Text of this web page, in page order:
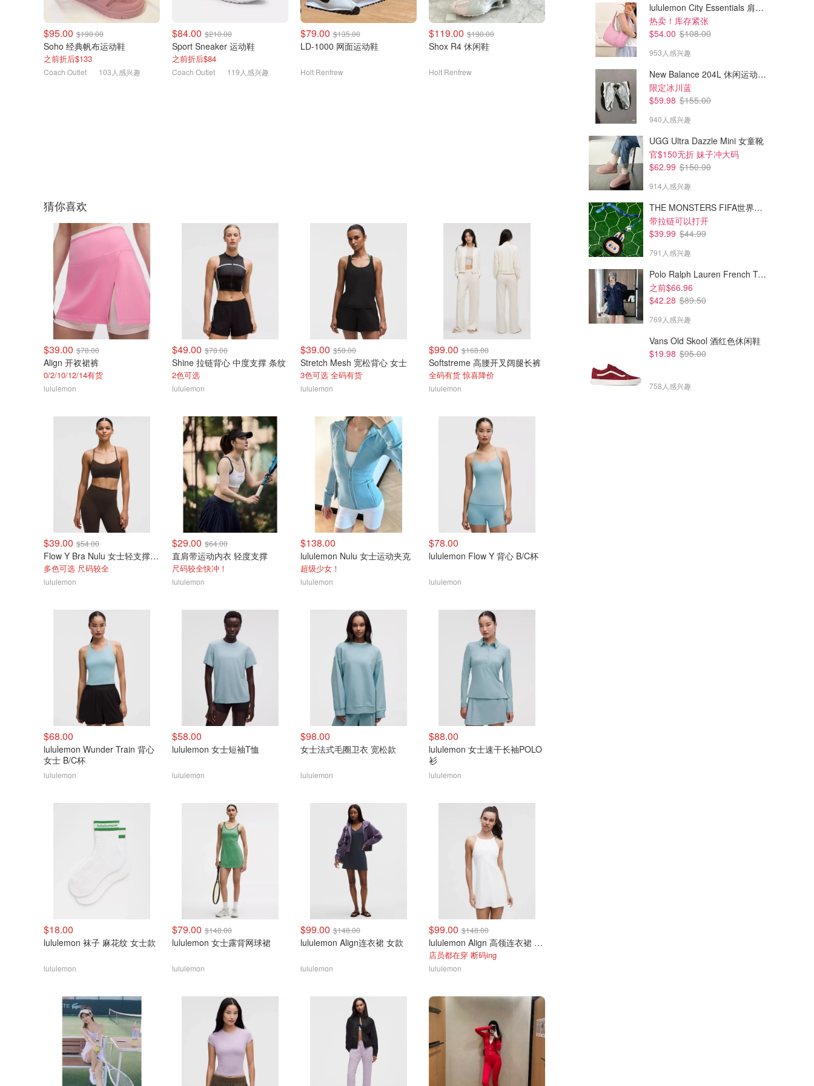
$95.00 $190.00
Soho 经典帆布运动鞋
之前折后$133
Coach Outlet 103人感兴趣
$84.00 $210.00
Sport Sneaker 运动鞋
之前折后$84
Coach Outlet 119人感兴趣
$79.00 $135.00
LD-1000 网面运动鞋
Holt Renfrew
$119.00 $190.00
Shox R4 休闲鞋
Holt Renfrew
$195.00
Volley 皮革休闲鞋
Holt Renfrew
$452.43
加拿大官$770
CETTIRE
猜你喜欢
$39.00 $78.00
Align 开衩裙裤
0/2/10/12/14有货
lululemon
$49.00 $78.00
Shine 拉链背心 中度支撑 条纹
2色可选
lululemon
$39.00 $58.00
Stretch Mesh 宽松背心 女士
3色可选 全码有货
lululemon
$99.00 $168.00
Softstreme 高腰开叉阔腿长裤
全码有货 惊喜降价
lululemon
$39.00 $54.00
Flow Y Bra Nulu 女士轻支撑文胸
多色可选 尺码较全
lululemon
$29.00 $64.00
直肩带运动内衣 轻度支撑
尺码较全快冲！
lululemon
$138.00
lululemon Nulu 女士运动夹克
超级少女！
lululemon
$78.00
lululemon Flow Y 背心 B/C杯
lululemon
$68.00
lululemon Wunder Train 背心
女士 B/C杯
lululemon
$58.00
lululemon 女士短袖T恤
lululemon
$98.00
女士法式毛圈卫衣 宽松款
lululemon
$88.00
lululemon 女士速干长袖POLO
衫
lululemon
$18.00
lululemon 袜子 麻花纹 女士款
lululemon
$79.00 $148.00
lululemon 女士露背网球裙
lululemon
$99.00 $148.00
lululemon Align连衣裙 女款
lululemon
$99.00 $148.00
lululemon Align 高领连衣裙 A/B杯
店员都在穿 断码ing
lululemon
lululemon City Essentials 肩背包 4L
热卖！库存紧张
$54.00 $108.00
953人感兴趣
New Balance 204L 休闲运动鞋 蓝银色
限定冰川蓝
$59.98 $155.00
940人感兴趣
UGG Ultra Dazzle Mini 女童靴
官$150无折 妹子冲大码
$62.99 $150.00
914人感兴趣
THE MONSTERS FIFA世界杯 耳机包
带拉链可以打开
$39.99 $44.99
791人感兴趣
Polo Ralph Lauren French Terry 女童连帽卫衣 7-16码
之前$66.96
$42.28 $89.50
769人感兴趣
Vans Old Skool 酒红色休闲鞋
$19.98 $95.00
758人感兴趣